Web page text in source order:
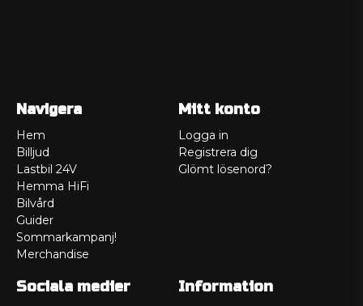
Navigera
Hem
Billjud
Lastbil 24V
Hemma HiFi
Bilvård
Guider
Sommarkampanj!
Merchandise
Mitt konto
Logga in
Registrera dig
Glömt lösenord?
Sociala medier Information